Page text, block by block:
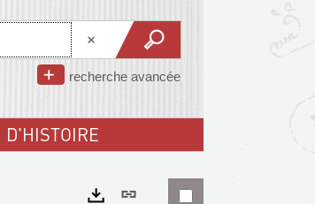
recherche avancée
Lien